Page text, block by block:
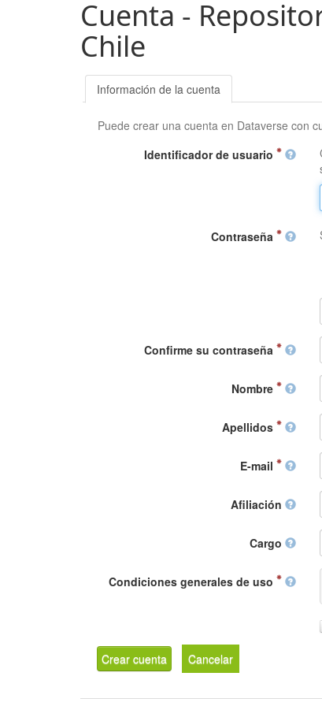
Cuenta -
Chile
Información de la cuenta
Puede crear una cuenta en Dataverse con
Identificador de usuario
Contraseña
Confirme su contraseña
Nombre
Apellidos
E-mail
Afiliación
Cargo
Condiciones generales de uso
Crear cuenta Cancelar